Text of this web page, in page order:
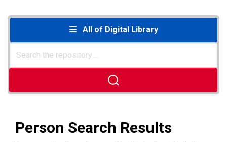
All of Digital Library
Person Search Results